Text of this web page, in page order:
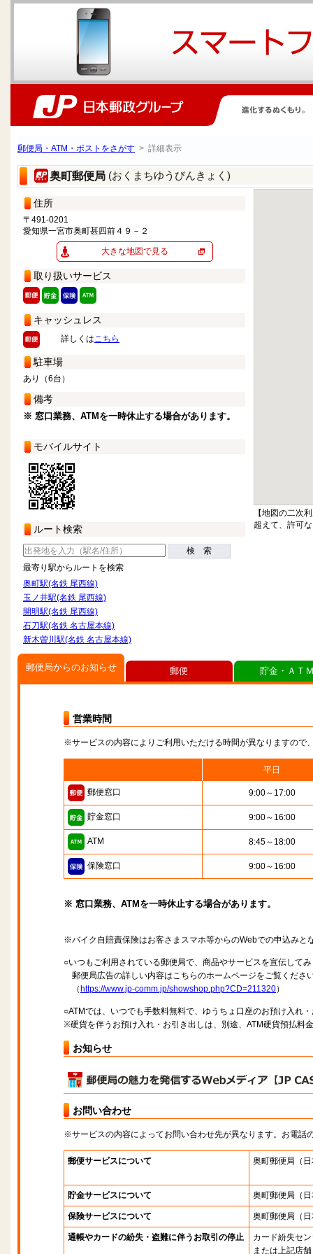
郵便局・ATM・ポストをさがす > 詳細表示
奥町郵便局 (おくまちゆうびんきょく)
住所
〒491-0201
愛知県一宮市奥町甚四前４９－２
大きな地図で見る
取り扱いサービス
キャッシュレス
詳しくはこちら
駐車場
あり（6台）
備考
※ 窓口業務、ATMを一時休止する場合があります。
モバイルサイト
ルート検索
検 索
最寄り駅からルートを検索
奥町駅(名鉄 尾西線)
玉ノ井駅(名鉄 尾西線)
開明駅(名鉄 尾西線)
石刀駅(名鉄 名古屋本線)
新木曽川駅(名鉄 名古屋本線)
【地図の二次
超えて、許可
郵便局からのお知らせ
営業時間
※サービスの内容によりご利用いただける時間が異なりますので
平日
郵便窓口 9:00～17:00
貯金窓口 9:00～16:00
ATM 8:45～18:00
保険窓口 9:00～16:00
※ 窓口業務、ATMを一時休止する場合があります。
※バイク自賠責保険はお客さまスマホ等からのWebでの申込みと
○いつもご利用されている郵便局で、商品やサービスを宣伝して
郵便局広告の詳しい内容はこちらのホームページをご覧くださ
（ https://www.jp-comm.jp/showshop.php?CD=211320）
○ATMでは、いつでも手数料無料で、ゆうちょ口座のお預け入れ
※硬貨を伴うお預け入れ・お引き出しは、別途、ATM硬貨預払料
お知らせ
お問い合わせ
※サービスの内容によってお問い合わせ先が異なります。お電話
郵便サービスについて 奥町郵便局 （
貯金サービスについて 奥町郵便局 （
保険サービスについて 奥町郵便局 （
通帳やカードの紛失・盗難に伴うお取引の停止
カード紛失セ
または上記店舗
郵便 貯金・ＡＴ